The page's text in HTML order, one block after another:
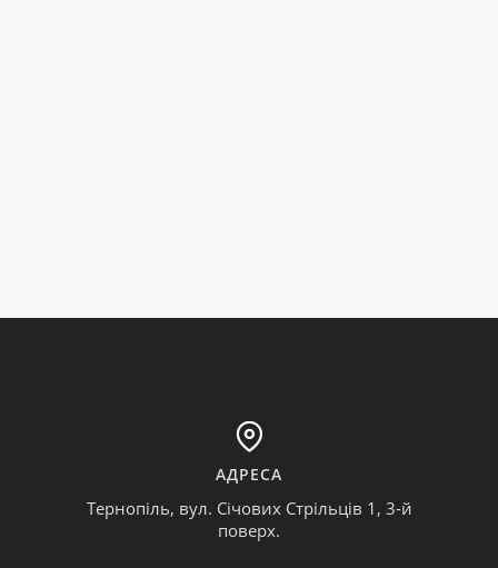
АДРЕСА
Тернопіль, вул. Січових Стрільців 1, 3-й
поверх.